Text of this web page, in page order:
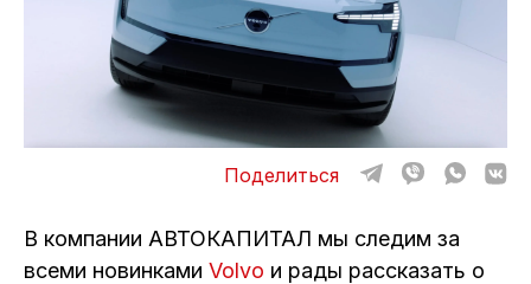
О КОМПАНИИ
КОНТАКТЫ
Поделиться
В компании АВТОКАПИТАЛ мы следим за
всеми новинками Volvo и рады рассказать о